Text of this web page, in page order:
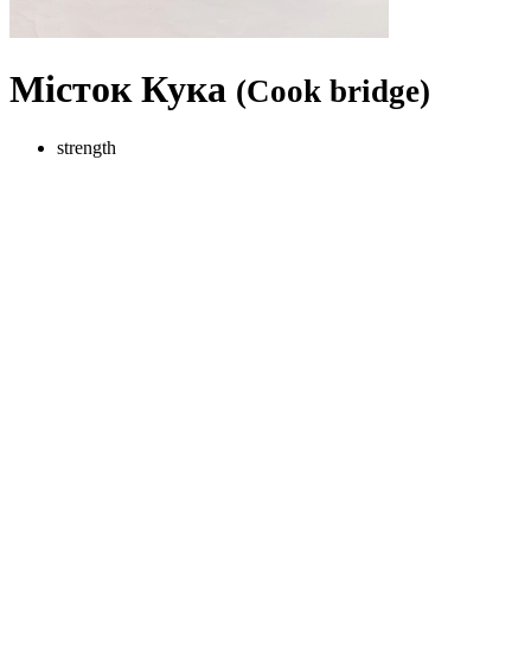
Місток Кука (Cook bridge)
strength